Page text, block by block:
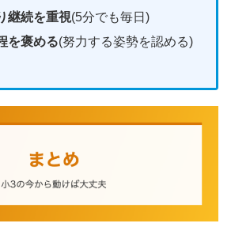
継続を重視(5分でも毎日)
を褒める(努力する姿勢を認める)